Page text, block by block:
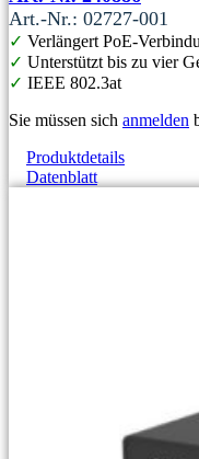
Art.-Nr.: 02727-001
✓ Verlängert PoE-
✓ Unterstützt bis zu vier
✓ IEEE 802.3at
Sie müssen sich anmelden
Produktdetails
Datenblatt